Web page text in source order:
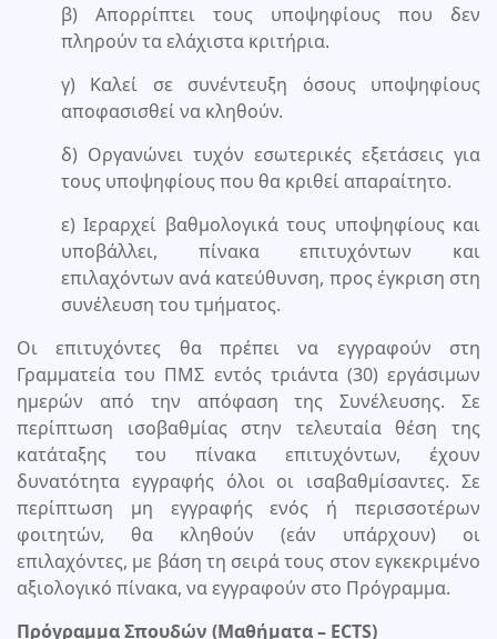
β) Απορρίπτει τους υποψηφίους που δεν
πληρούν τα ελάχιστα κριτήρια.
γ) Καλεί σε συνέντευξη όσους υποψηφίους
αποφασισθεί να κληθούν.
δ) Οργανώνει τυχόν εσωτερικές εξετάσεις για
τους υποψηφίους που θα κριθεί απαραίτητο.
ε) Ιεραρχεί βαθμολογικά τους υποψηφίους και
υποβάλλει, πίνακα επιτυχόντων και
επιλαχόντων ανά κατεύθυνση, προς έγκριση στη
συνέλευση του τμήματος.
Οι επιτυχόντες θα πρέπει να εγγραφούν στη
Γραμματεία του ΠΜΣ εντός τριάντα (30) εργάσιμων
ημερών από την απόφαση της Συνέλευσης. Σε
περίπτωση ισοβαθμίας στην τελευταία θέση της
κατάταξης του πίνακα επιτυχόντων, έχουν
δυνατότητα εγγραφής όλοι οι ισαβαθμίσαντες. Σε
περίπτωση μη εγγραφής ενός ή περισσοτέρων
φοιτητών, θα κληθούν (εάν υπάρχουν) οι
επιλαχόντες, με βάση τη σειρά τους στον εγκεκριμένο
αξιολογικό πίνακα, να εγγραφούν στο Πρόγραμμα.
Πρόγραμμα Σπουδών (Μαθήματα – ECΤS)